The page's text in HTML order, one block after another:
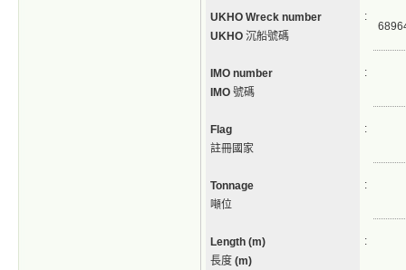
UKHO Wreck number
UKHO 沉船號碼
:
IMO number
IMO 號碼
:
Flag
註冊國家
:
Tonnage
噸位
:
Length (m)
長度 (m)
: